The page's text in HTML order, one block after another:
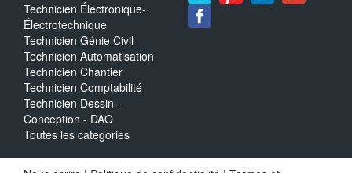
Technicien Électronique-
Électrotechnique
Technicien Génie Civil
Technicien Automatisation
Technicien Chantier
Technicien Comptabilité
Technicien Dessin -
Conception - DAO
Toutes les categories